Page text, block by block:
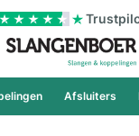
Afsluiters